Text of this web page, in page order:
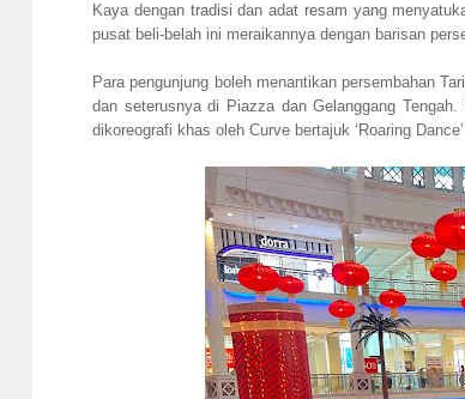
Kaya dengan tradisi dan adat resam yang
pusat beli-belah ini meraikannya dengan barisan
Para pengunjung boleh menantikan persembahan
dan seterusnya di Piazza dan Gelanggang
dikoreografi khas oleh Curve bertajuk ‘Roaring